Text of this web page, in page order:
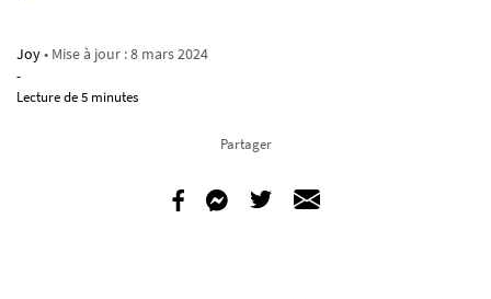
Joy• Mise à jour :8 mars 2024
-
Lecture de 5 minutes
Partager